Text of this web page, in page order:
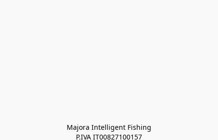
Majora Intelligent Fishing
P.IVA IT00827100157